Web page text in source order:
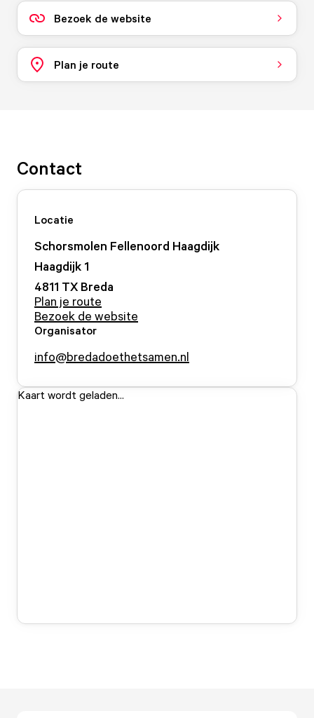
Bezoek de website
Plan je route
Contact
Locatie
Schorsmolen Fellenoord Haagdijk
Haagdijk 1
4811 TX Breda
Plan je route
Bezoek de website
Organisator
info@bredadoethetsamen.nl
Kaart wordt geladen...